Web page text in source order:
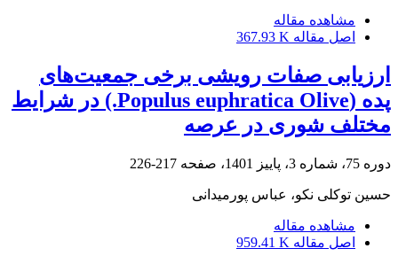
مشاهده مقاله
اصل مقاله 367.93 K
ارزیابی صفات رویشی برخی جمعیت‌های
پده (Populus euphratica Olive.) در شرایط
مختلف شوری در عرصه
دوره 75، شماره 3، پاییز 1401، صفحه 217-226
حسین توکلی نکو، عباس پورمیدانی
مشاهده مقاله
اصل مقاله 959.41 K